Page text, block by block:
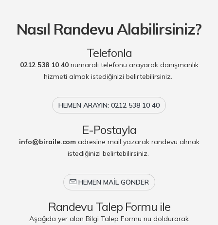
Nasıl Randevu Alabilirsiniz?
Telefonla
0212 538 10 40numaralı telefonu arayarak danışmanlık
hizmeti almak istediğinizi belirtebilirsiniz.
HEMEN ARAYIN: 0212 538 10 40
E-Postayla
info@biraile.comadresine mail yazarak randevu almak
istediğinizi belirtebilirsiniz.
HEMEN MAIL GÖNDER
Randevu Talep Formu ile
Aşağıda yer alan Bilgi Talep Formu nu doldurarak